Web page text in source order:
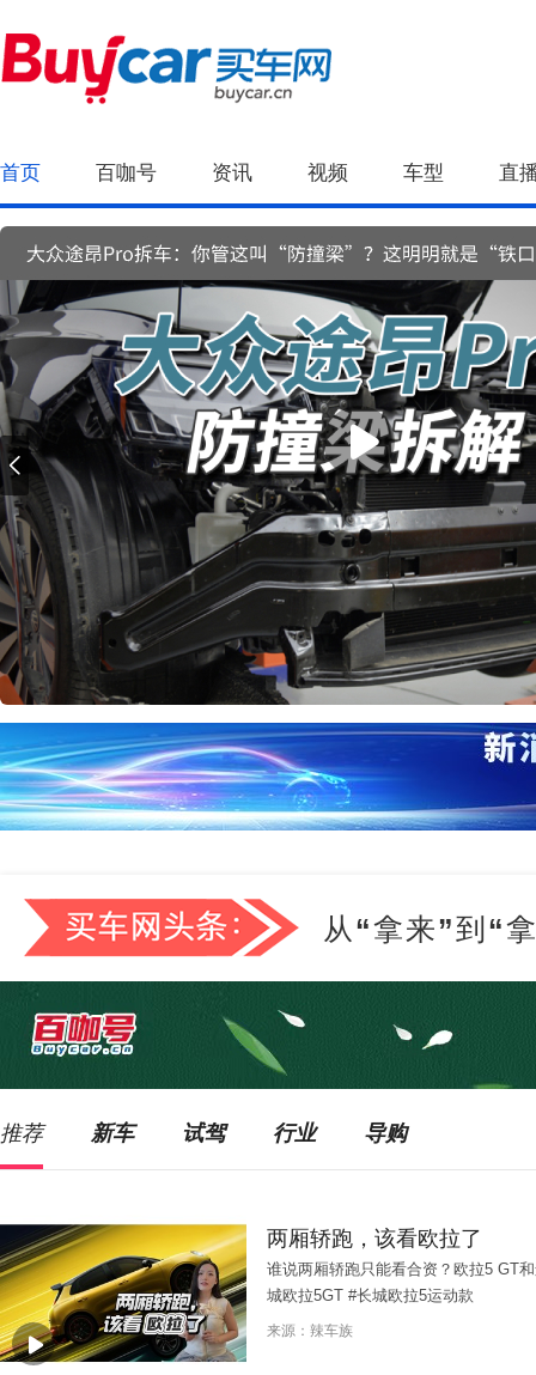
首页 百咖号 资讯 视频 车型 直
从“拿来”到“
推荐 新车 试驾 行业 导购
两厢轿跑，该看欧拉了
谁说两厢轿跑只能看合资？欧拉5 GT
城欧拉5GT #长城欧拉5运动款
来源：辣车族